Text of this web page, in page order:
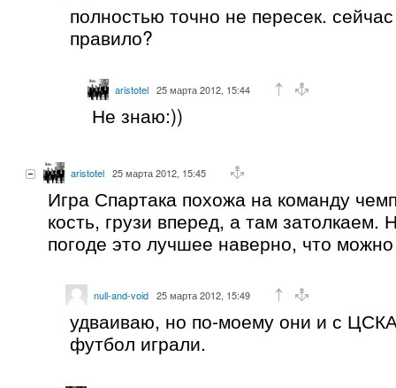
полностью точно не пересек.
правило?
aristotel 25 марта 2012, 15:44
Не знаю:))
aristotel 25 марта 2012, 15:45
Игра Спартака похожа на команду
кость, грузи вперед, а там затолкаем.
погоде это лучшее наверно, что
null-and-void 25 марта 2012, 15:49
удваиваю, но по-моему они и с
футбол играли.